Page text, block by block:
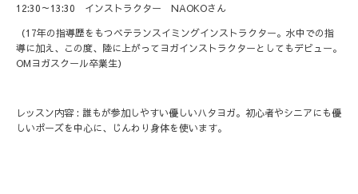
12:30～13:30 インストラクター NAOKOさん
（17年の指導歴をもつベテランスイミングインストラクター。水中での指
導に加え、この度、陸に上がってヨガインストラクターとしてもデビュー。
OMヨガスクール卒業生）
レッスン内容 : 誰もが参加しやすい優しいハタヨガ。初心者やシニアにも優
しいポーズを中心に、じんわり身体を使います。